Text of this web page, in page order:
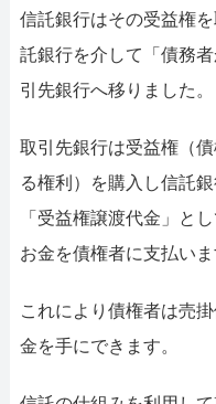
信託銀行はその受益権
託銀行を介して「債務
引先銀行へ移りました。
取引先銀行は受益権（
る権利）を購入し信託
「受益権譲渡代金」と
お金を債権者に支払いま
これにより債権者は売
金を手にできます。